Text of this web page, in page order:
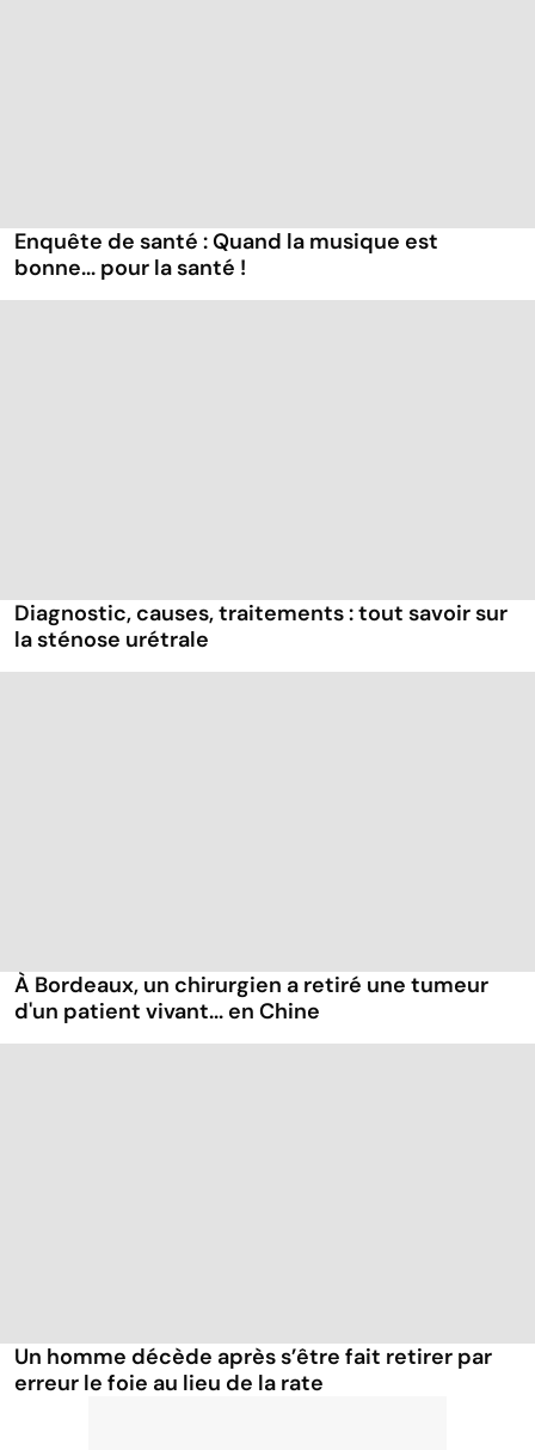
Enquête de santé : Quand la musique est
bonne... pour la santé !
Diagnostic, causes, traitements : tout savoir sur
la sténose urétrale
À Bordeaux, un chirurgien a retiré une tumeur
d'un patient vivant... en Chine
Un homme décède après s’être fait retirer par
erreur le foie au lieu de la rate